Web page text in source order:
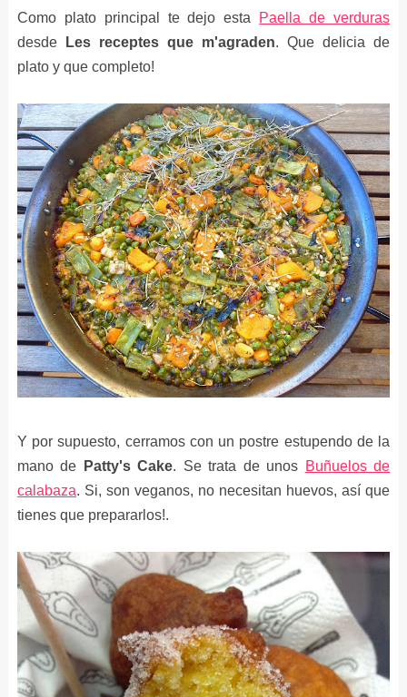
Como plato principal te dejo esta
Paella de verduras
desde
Les receptes que m'agraden. Que delicia de
plato y que completo!
Y por supuesto, cerramos con un postre estupendo de la
mano de
Patty's Cake. Se trata de unos Buñuelos de
calabaza. Si, son veganos, no necesitan huevos, así que
tienes que prepararlos!.